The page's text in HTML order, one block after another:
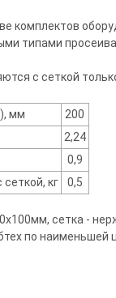
комплектов
типами
с сеткой
мм
200
2,24
0,9
кг
0,5
сетка -
по наименьшей